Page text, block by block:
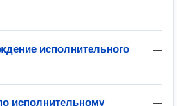
—
исполнительного
—
исполнительному